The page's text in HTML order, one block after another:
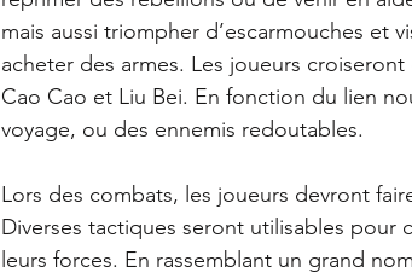
mais aussi triompher d’escarmouches et
acheter des armes. Les joueurs
Cao Cao et Liu Bei. En fonction du lien
voyage, ou des ennemis redoutables.
Lors des combats, les joueurs devront
Diverses tactiques seront utilisables pour
leurs forces. En rassemblant un grand